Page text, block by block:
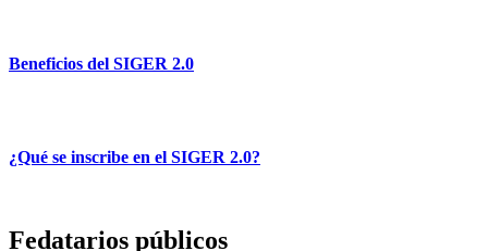
Beneficios del SIGER 2.0
¿Qué se inscribe en el SIGER 2.0?
Fedatarios públicos